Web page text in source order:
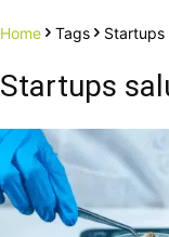
Home Tags Startups
Startups